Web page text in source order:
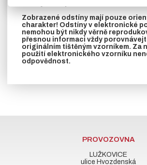
Zobrazené odstíny mají pouze
charakter! Odstíny v elektronické
nemohou být nikdy věrně
přesnou informaci vždy
originálním tištěným vzorníkem. Za
použití elektronického vzorníku
odpovědnost.
PROVOZOVNA
LUŽKOVICE
ulice Hvozdenská